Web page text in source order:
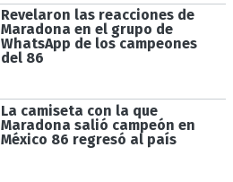
Revelaron las reacciones de
Maradona en el grupo de
WhatsApp de los campeones
del 86
La camiseta con la que
Maradona salió campeón en
México 86 regresó al país